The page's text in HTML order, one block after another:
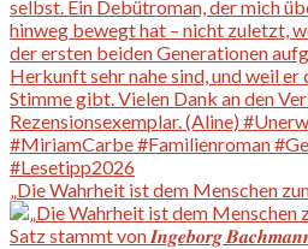
„Die Wahrheit ist dem Menschen